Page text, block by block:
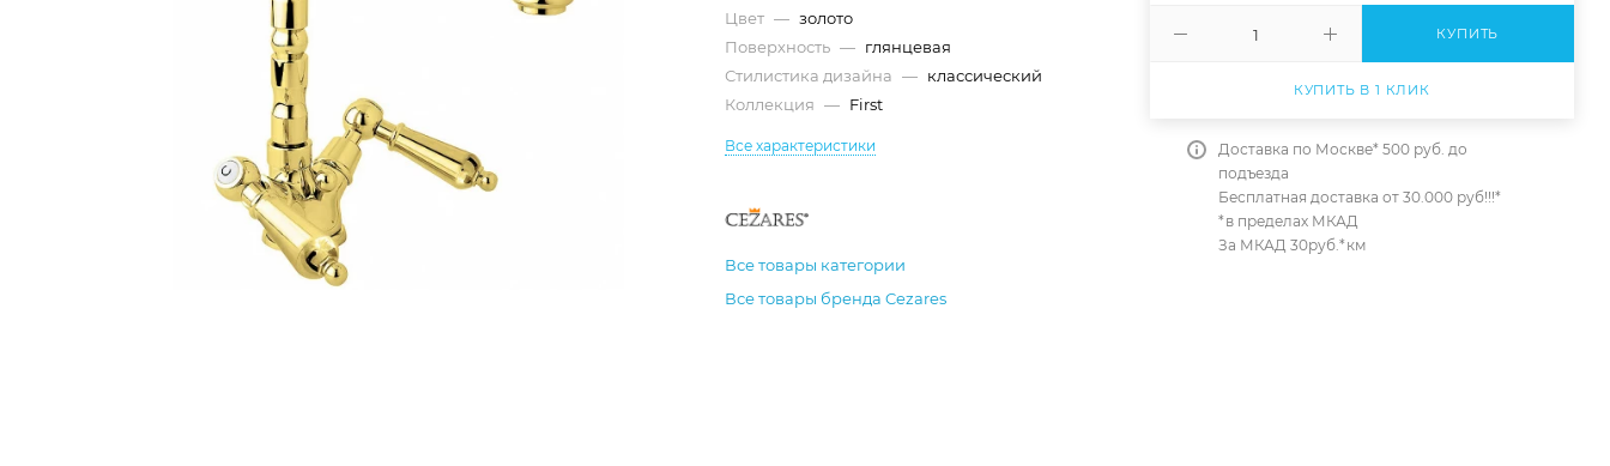
Цвет — золото
Поверхность — глянцевая
Стилистика дизайна — классический
Коллекция — First
Все характеристики
Все товары категории
Все товары бренда Cezares
КУПИТЬ
КУПИТЬ В 1 КЛИК
Доставка по Москве* 500 руб. до
подъезда
Бесплатная доставка от 30.000 руб!!!*
*в пределах МКАД
За МКАД 30руб.*км